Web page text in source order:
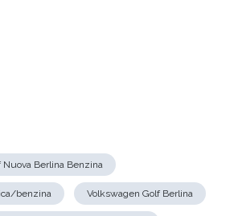
Nuova Berlina Benzina
benzina Volkswagen Golf Berlina